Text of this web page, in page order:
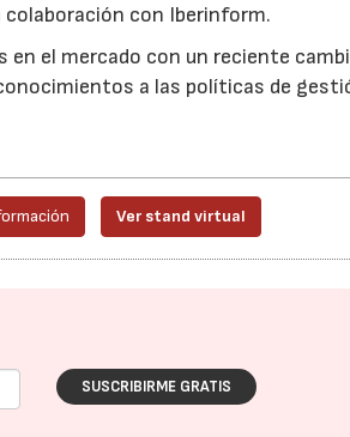
con Iberinform.
el mercado con un reciente
a las políticas de
Ver stand virtual
SUSCRIBIRME GRATIS